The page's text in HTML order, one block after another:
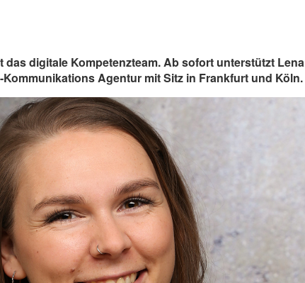
das digitale Kompetenzteam. Ab sofort unterstützt Lena
Kommunikations Agentur mit Sitz in Frankfurt und Köln.